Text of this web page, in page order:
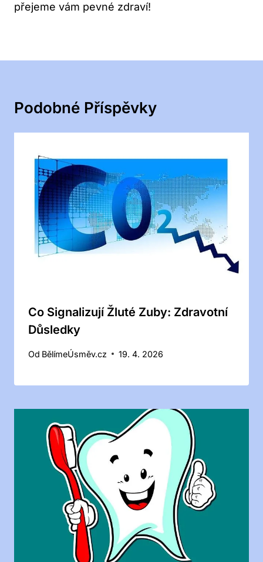
přejeme vám pevné zdraví!
Podobné Příspěvky
Co Signalizují Žluté Zuby: Zdravotní
Důsledky
Od BělímeÚsměv.cz 19. 4. 2026